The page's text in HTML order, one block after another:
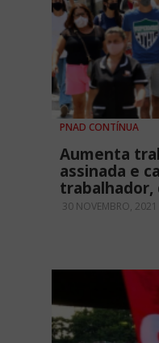
PNAD CONTÍNUA
Aumenta
assinada e
trabalhador,
30 NOVEMBRO,